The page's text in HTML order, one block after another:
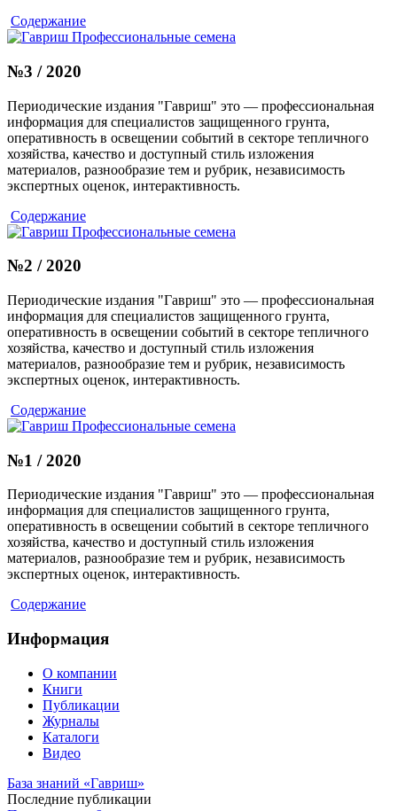
Содержание
№3 / 2020
Периодические издания "Гавриш" это — профессиональная
информация для специалистов защищенного грунта,
оперативность в освещении событий в секторе тепличного
хозяйства, качество и доступный стиль изложения
материалов, разнообразие тем и рубрик, независимость
экспертных оценок, интерактивность.
Содержание
№2 / 2020
Периодические издания "Гавриш" это — профессиональная
информация для специалистов защищенного грунта,
оперативность в освещении событий в секторе тепличного
хозяйства, качество и доступный стиль изложения
материалов, разнообразие тем и рубрик, независимость
экспертных оценок, интерактивность.
Содержание
№1 / 2020
Периодические издания "Гавриш" это — профессиональная
информация для специалистов защищенного грунта,
оперативность в освещении событий в секторе тепличного
хозяйства, качество и доступный стиль изложения
материалов, разнообразие тем и рубрик, независимость
экспертных оценок, интерактивность.
Содержание
Информация
О компании
Книги
Публикации
Журналы
Каталоги
Видео
База знаний «Гавриш»
Последние публикации